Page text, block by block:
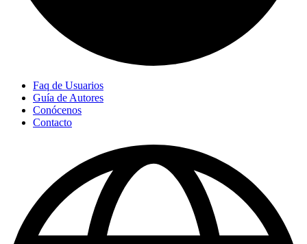
Faq de Usuarios
Guía de Autores
Conócenos
Contacto